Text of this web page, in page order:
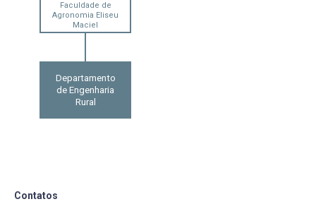
Faculdade de
Agronomia Eliseu
Maciel
Departamento
de Engenharia
Rural
Contatos